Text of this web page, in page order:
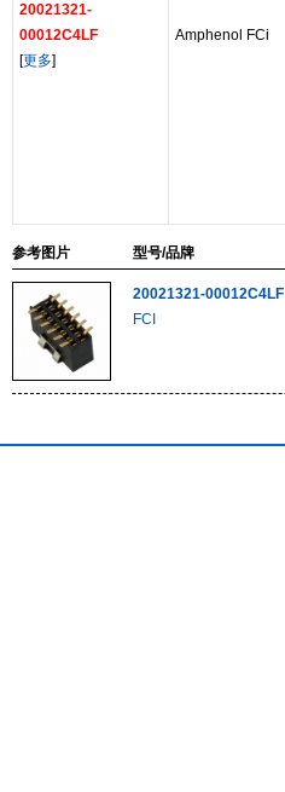
20021321-
00012C4LF
[更多]
Amphenol FCi
参考图片 型号/品牌
20021321-00012C4LF
FCI